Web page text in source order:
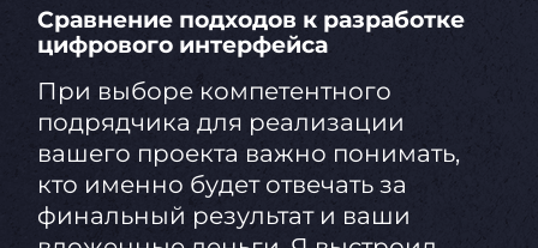
Сравнение подходов к разработке
цифрового интерфейса
При выборе компетентного
подрядчика для реализации
вашего проекта важно понимать,
кто именно будет отвечать за
финальный результат и ваши